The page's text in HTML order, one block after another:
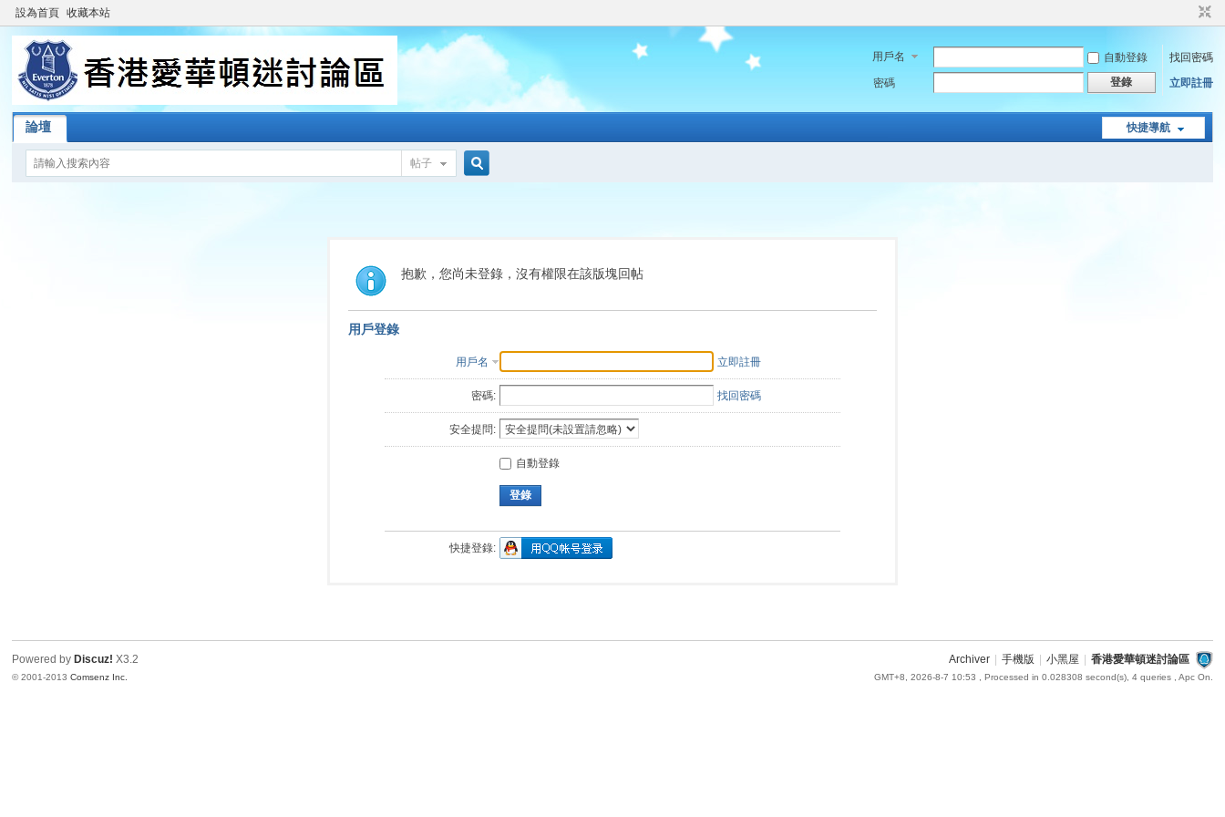
設為首頁 收藏本站
用戶名 自動登錄
找回密碼
密碼
登錄 立即註冊
快捷導航
論壇
帖子
索
抱歉，您尚未登錄，沒有權限在該版塊回帖
用戶登錄
用戶名 立即註冊
密碼: 找回密碼
安全提問:
自動登錄
登錄
快捷登錄:
Archiver 手機版 小黑屋 香港愛華頓迷討論區
GMT+8, 2026-8-7 10:53 , Processed in 0.028308 second(s), 4 queries , Apc On.
Powered by Discuz! X3.2
© 2001-2013Comsenz Inc.